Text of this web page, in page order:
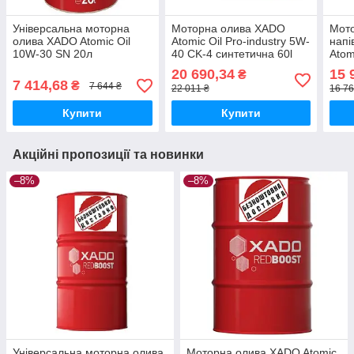
Універсальна моторна
олива XADO Atomic Oil
10W-30 SN 20л
7 414,68 ₴ 7 644 ₴
Купити
Моторна олива XADO
Atomic Oil Pro-industry 5W-
40 CK-4 синтетична 60l
20 690,34₴
22 011 ₴
Купити
15
16
Акційні пропозиції та новинки
–8% –8%